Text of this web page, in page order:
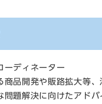
ーディネーター
商品開発や販路拡大等、
問題解決に向けたアド